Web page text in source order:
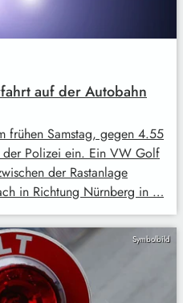
auf der Autobahn
frühen Samstag, gegen 4.55
der Polizei ein. Ein VW Golf
der Rastanlage
in Richtung Nürnberg in …
Symbolbild